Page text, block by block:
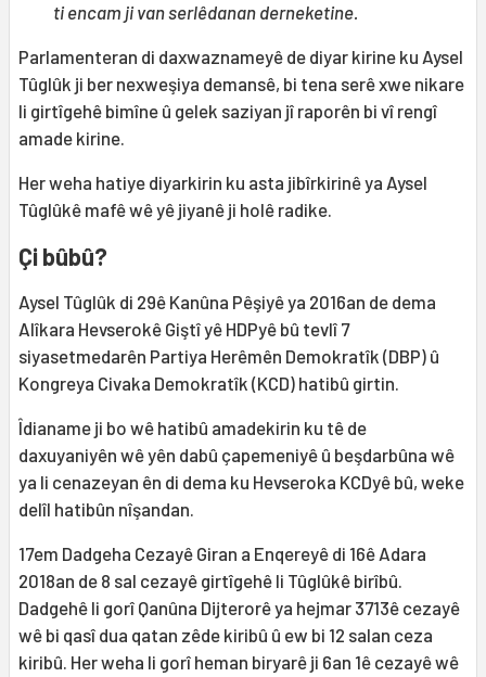
ti encam ji van serlêdanan derneketine.
Parlamenteran di daxwaznameyê de diyar kirine ku Aysel
Tûglûk ji ber nexweşiya demansê, bi tena serê xwe nikare
li girtîgehê bimîne û gelek saziyan jî raporên bi vî rengî
amade kirine.
Her weha hatiye diyarkirin ku asta jibîrkirinê ya Aysel
Tûglûkê mafê wê yê jiyanê ji holê radike.
Çi bûbû?
Aysel Tûglûk di 29ê Kanûna Pêşiyê ya 2016an de dema
Alîkara Hevserokê Giştî yê HDPyê bû tevlî 7
siyasetmedarên Partiya Herêmên Demokratîk (DBP) û
Kongreya Civaka Demokratîk (KCD) hatibû girtin.
Îdianame ji bo wê hatibû amadekirin ku tê de
daxuyaniyên wê yên dabû çapemeniyê û beşdarbûna wê
ya li cenazeyan ên di dema ku Hevseroka KCDyê bû, weke
delîl hatibûn nîşandan.
17em Dadgeha Cezayê Giran a Enqereyê di 16ê Adara
2018an de 8 sal cezayê girtîgehê li Tûglûkê birîbû.
Dadgehê li gorî Qanûna Dijterorê ya hejmar 3713ê cezayê
wê bi qasî dua qatan zêde kiribû û ew bi 12 salan ceza
kiribû. Her weha li gorî heman biryarê ji 6an 1ê cezayê wê